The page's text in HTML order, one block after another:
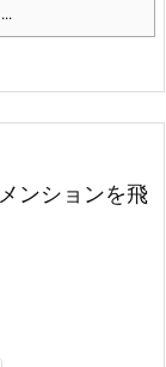
ンションを飛